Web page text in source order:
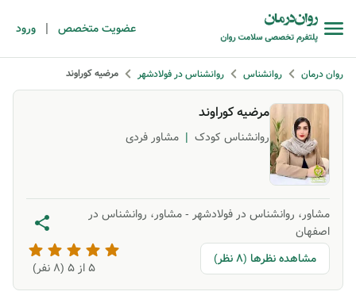
عضویت متخصص | ورود
روان درمان روانشناس روانشناس در فولادشهر مرضیه کوراوند
مرضیه کوراوند
روانشناس کودک | مشاور فردی
مشاور، روانشناس در فولادشهر -مشاور، روانشناس در
اصفهان
مشاهده نظرها (8 نظر)
5از ۵ ( 8 نفر)